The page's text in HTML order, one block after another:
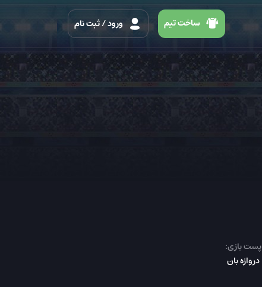
ساخت تیم ورود/ ثبت نام
پست بازی:
دروازه بان